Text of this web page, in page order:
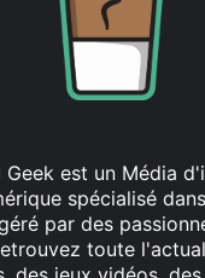
Geek est un Média
spécialisé
par des
toute